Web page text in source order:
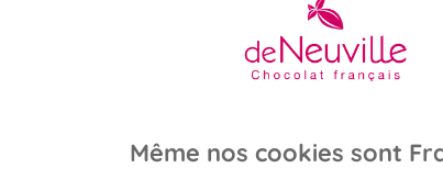
Même nos cookies sont